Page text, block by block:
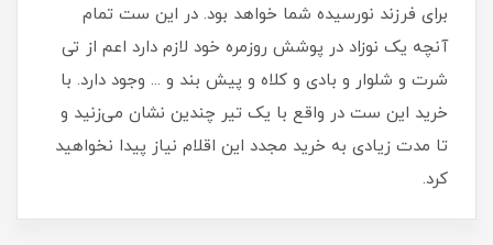
برای فرزند نورسیده شما خواهد بود. در این ست تمام
آنچه یک نوزاد در پوشش روزمره خود لازم دارد اعم از تی
شرت و شلوار و بادی و کلاه و پیش بند و ... وجود دارد. با
خرید این ست در واقع با یک تیر چندین نشان می‌زنید و
تا مدت زیادی به خرید مجدد این اقلام نیاز پیدا نخواهید
کرد.